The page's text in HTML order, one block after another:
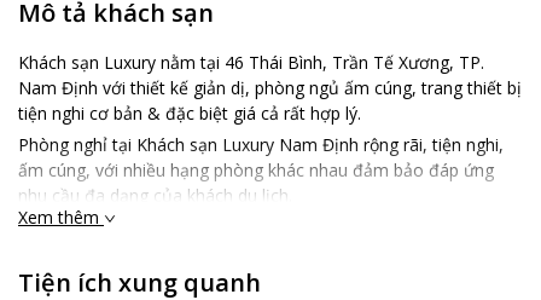
Mô tả khách sạn
Khách sạn Luxury nằm tại 46 Thái Bình, Trần Tế Xương, TP.
Nam Định với thiết kế giản dị, phòng ngủ ấm cúng, trang thiết bị
tiện nghi cơ bản & đặc biệt giá cả rất hợp lý.
Phòng nghỉ tại Khách sạn Luxury Nam Định rộng rãi, tiện nghi,
ấm cúng, với nhiều hạng phòng khác nhau đảm bảo đáp ứng
nhu cầu đa dạng của khách du lịch.
Xem thêm
Tiện ích xung quanh